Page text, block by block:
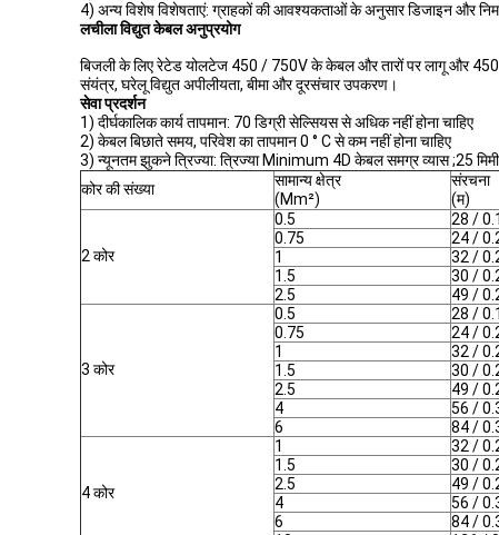
4) अन्य विशेष विशेषताएं: ग्राहकों की आवश्यकताओं के अनुसार डिजाइन और
लचीला विद्युत केबल अनुप्रयोग
बिजली के लिए रेटेड योलटेज 450 / 750V के केबल और तारों पर लागू और
संयंत्र, घरेलू विद्युत अपीलीयता, बीमा और दूरसंचार उपकरण।
सेवा प्रदर्शन
1) दीर्घकालिक कार्य तापमान: 70 डिग्री सेल्सियस से अधिक नहीं होना चाहिए
2) केबल बिछाते समय, परिवेश का तापमान 0 ° C से कम नहीं होना चाहिए
3) न्यूनतम झुकने त्रिज्या: त्रिज्या Minimum 4D केबल समग्र व्यास ;25
कोर की संख्या
सामान्य क्षेत्र
(Mm²)
संरचना
(म)
2 कोर
0.5 28 /
0.75
24 /
1
32 /
1.5
30 /
2.5
49 /
3 कोर
0.5 28 /
0.75
24 /
1
32 /
1.5
30 /
2.5
49 /
4
56 /
6
84 /
4 कोर
1 32 /
1.5
30 /
2.5
49 /
4
56 /
6
84 /